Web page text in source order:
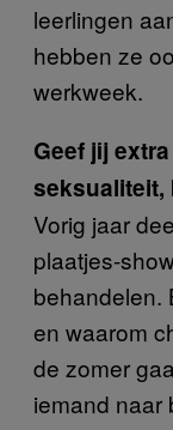
leerlingen
hebben ze
werkweek.
Geef jij
seksualiteit,
Vorig jaar
plaatjes-
behandelen.
en waarom
de zomer
iemand naar